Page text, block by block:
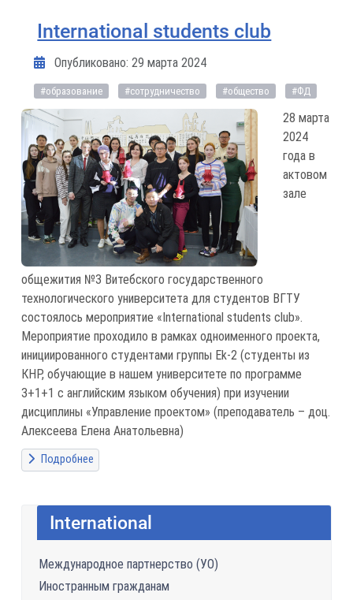
International students club
Информация о материале
Опубликовано: 29 марта 2024
#образование #сотрудничество #общество #ФД
28 марта
2024
года в
актовом
зале
общежития №3 Витебского государственного
технологического университета для студентов ВГТУ
состоялось мероприятие «International students club».
Мероприятие проходило в рамках одноименного проекта,
инициированного студентами группы Ek-2 (студенты из
КНР, обучающие в нашем университете по программе
3+1+1 с английским языком обучения) при изучении
дисциплины «Управление проектом» (преподаватель – доц.
Алексеева Елена Анатольевна)
Подробнее
International
Международное партнерство (УО)
Иностранным гражданам